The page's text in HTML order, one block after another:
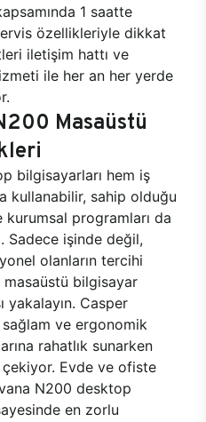
1 saatte
özellikleriyle dikkat
iletişim hattı ve
ile her an her yerde
Masaüstü
bilgisayarları hem iş
kullanabilir, sahip olduğu
programları da
Sadece işinde değil,
olanların tercihi
bilgisayar
yakalayın. Casper
ve ergonomik
rahatlık sunarken
Evde ve ofiste
N200 desktop
en zorlu